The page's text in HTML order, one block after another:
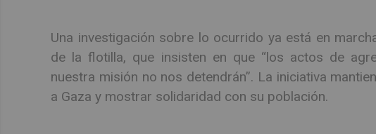
Una investigación sobre lo ocurrido ya está en
de la flotilla, que insisten en que “los actos de
nuestra misión no nos detendrán”. La iniciativa
a Gaza y mostrar solidaridad con su población.